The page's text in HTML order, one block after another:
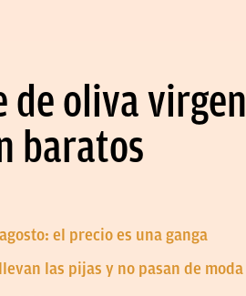
de oliva virgen
baratos
el precio es una ganga
las pijas y no pasan de moda